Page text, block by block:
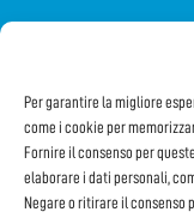
Per garantire la migliore
come i cookie per
Fornire il consenso per
elaborare i dati personali,
Negare o ritirare il consenso